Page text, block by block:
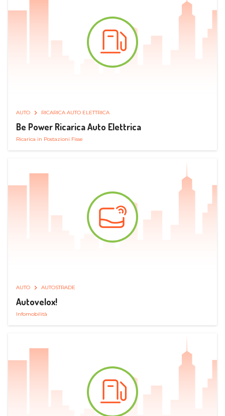
AUTO RICARICA AUTO ELETTRICA
Be Power Ricarica Auto Elettrica
Ricarica in Postazioni Fisse
AUTO AUTOSTRADE
Autovelox!
Infomobilità